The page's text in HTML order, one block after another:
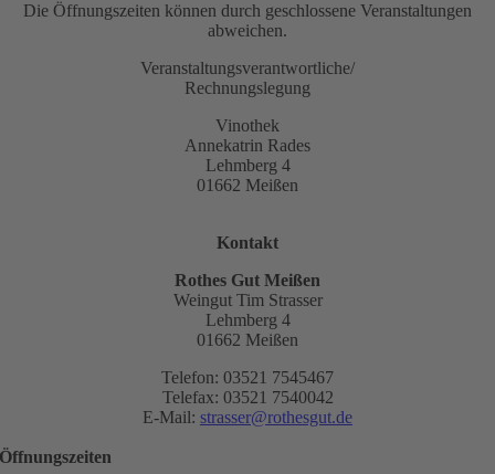
Die Öffnungszeiten können durch geschlossene Veranstaltungen
abweichen.
Veranstaltungsverantwortliche/
Rechnungslegung
Vinothek
Annekatrin Rades
Lehmberg 4
01662 Meißen
Kontakt
Rothes Gut Meißen
Weingut Tim Strasser
Lehmberg 4
01662 Meißen
Telefon: 03521 7545467
Telefax: 03521 7540042
E-Mail: strasser@rothesgut.de
Öffnungszeiten